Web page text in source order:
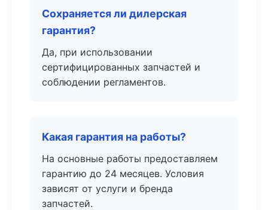
Сохраняется ли дилерская
гарантия?
Да, при использовании
сертифицированных запчастей и
соблюдении регламентов.
Какая гарантия на работы?
На основные работы предоставляем
гарантию до 24 месяцев. Условия
зависят от услуги и бренда
запчастей.